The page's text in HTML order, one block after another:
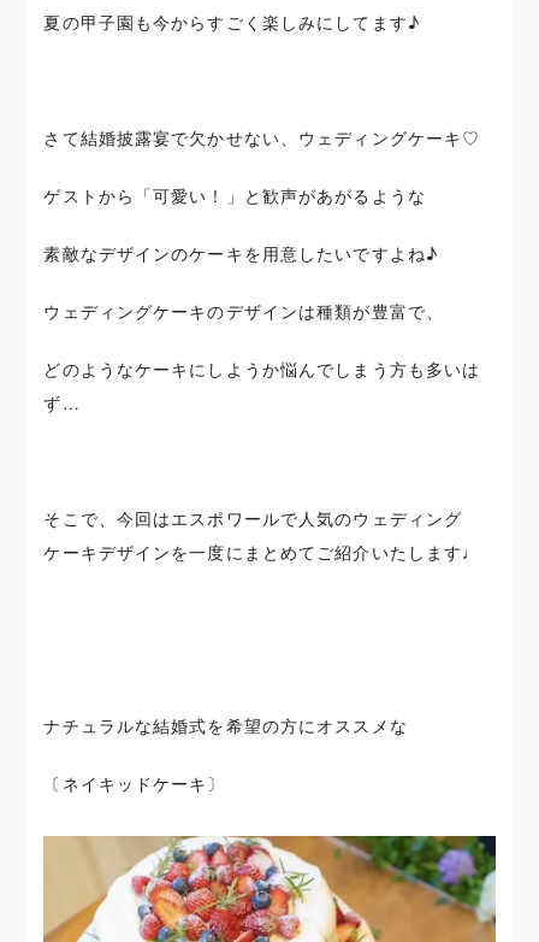
夏の甲子園も今からすごく楽しみにしてます♪
さて結婚披露宴で欠かせない、ウェディングケーキ♡
ゲストから「可愛い！」と歓声があがるような
素敵なデザインのケーキを用意したいですよね♪
ウェディングケーキのデザインは種類が豊富で、
どのようなケーキにしようか悩んでしまう方も多いは
ず…
そこで、今回はエスポワールで人気のウェディング
ケーキデザインを一度にまとめてご紹介いたします♩
ナチュラルな結婚式を希望の方にオススメな
〔ネイキッドケーキ〕